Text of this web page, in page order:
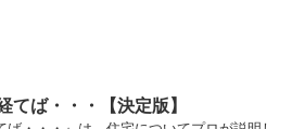
てば・・・【決定版】